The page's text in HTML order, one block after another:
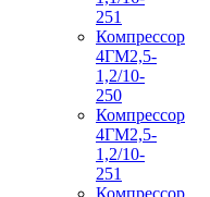
251
Компрессор
4ГМ2,5-
1,2/10-
250
Компрессор
4ГМ2,5-
1,2/10-
251